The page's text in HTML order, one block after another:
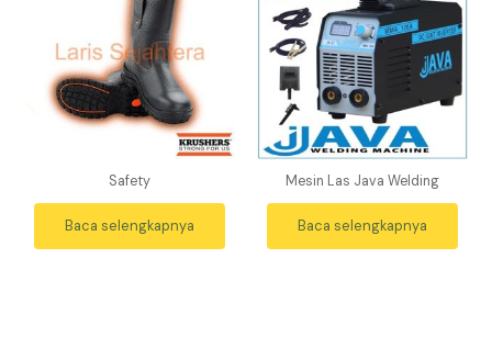
Safety
Baca selengkapnya
Mesin Las Java Welding
Baca selengkapnya